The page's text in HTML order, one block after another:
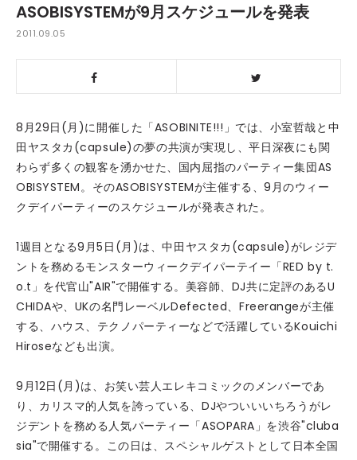
ASOBISYSTEMが9月スケジュールを発表
2011.09.05
8月29日(月)に開催した「ASOBINITE!!!」では、小室哲哉と中
田ヤスタカ(capsule)の夢の共演が実現し、平日深夜にも関
わらず多くの観客を湧かせた、国内屈指のパーティー集団AS
OBISYSTEM。そのASOBISYSTEMが主催する、9月のウィー
クデイパーティーのスケジュールが発表された。
1週目となる9月5日(月)は、中田ヤスタカ(capsule)がレジデ
ントを務めるモンスターウィークデイパーテイー「RED by t.
o.t」を代官山"AIR"で開催する。美容師、DJ共に定評のあるU
CHIDAや、UKの名門レーベルDefected、Freerangeが主催
する、ハウス、テクノパーティーなどで活躍しているKouichi
Hiroseなども出演。
9月12日(月)は、お笑い芸人エレキコミックのメンバーであ
り、カリスマ的人気を誇っている、DJやついいいちろうがレ
ジデントを務める人気パーティー「ASOPARA」を渋谷"cluba
sia"で開催する。この日は、スペシャルゲストとして日本全国